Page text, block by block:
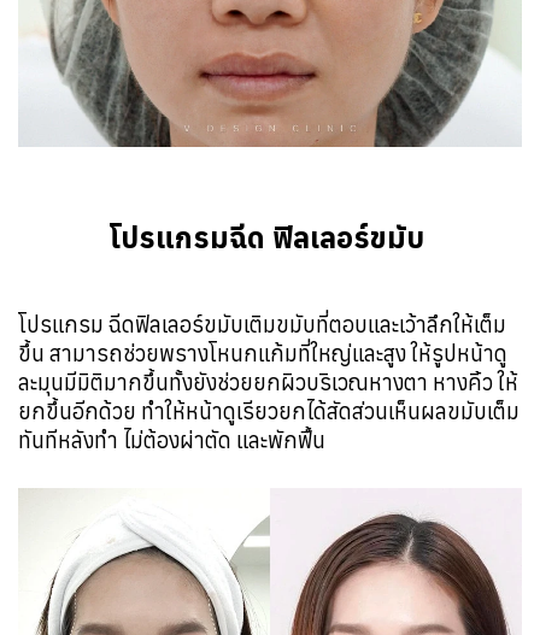
โปรแกรมฉีด ฟิลเลอร์ขมับ
โปรแกรม ฉีดฟิลเลอร์ขมับเติมขมับที่ตอบและเว้าลึกให้เต็ม
ขึ้น สามารถช่วยพรางโหนกแก้มที่ใหญ่และสูง ให้รูปหน้าดู
ละมุนมีมิติมากขึ้นทั้งยังช่วยยกผิวบริเวณหางตา หางคิ้ว ให้
ยกขึ้นอีกด้วย ทำให้หน้าดูเรียวยกได้สัดส่วนเห็นผลขมับเต็ม
ทันทีหลังทำ ไม่ต้องผ่าตัด และพักฟื้น